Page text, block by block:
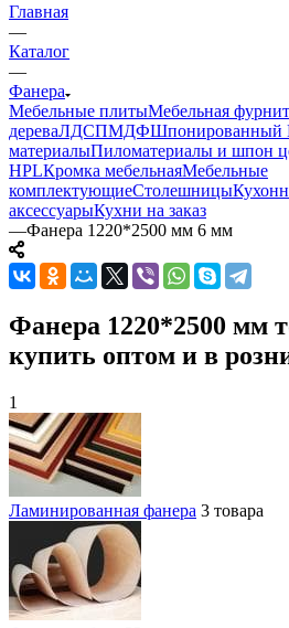
Главная
—
Каталог
—
Фанера
Мебельные плитыМебельная
дереваЛДСПМДФ
материалыПиломатериалы и шпон
HPLКромка мебельнаяМебельные
комплектующиеСтолешницы
аксессуарыКухни на заказ
—Фанера 1220*2500 мм 6 мм
Фанера 1220*2500 мм
купить оптом и в
1
Ламинированная фанера 3 товара